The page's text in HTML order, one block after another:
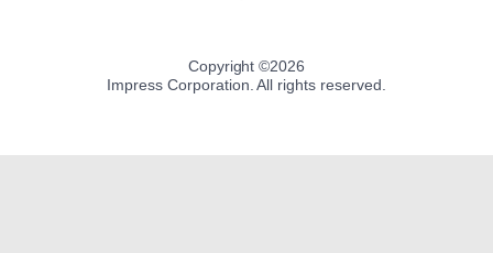
Copyright ©2026
Impress Corporation. All rights reserved.